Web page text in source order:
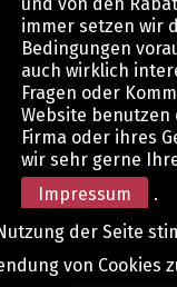
immer setzen wir
Bedingungen
auch wirklich
Fragen oder
Website benutzen
Firma oder ihres
wir sehr gerne
Impressum
.
der Seite
von Cookies